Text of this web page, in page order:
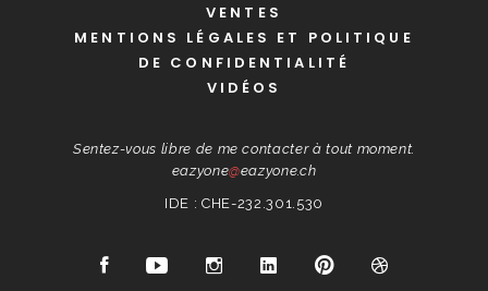
VENTES
MENTIONS LÉGALES ET POLITIQUE
DE CONFIDENTIALITÉ
VIDÉOS
Sentez-vous libre de me contacter à tout moment.
eazyone@eazyone.ch
IDE : CHE-232.301.530